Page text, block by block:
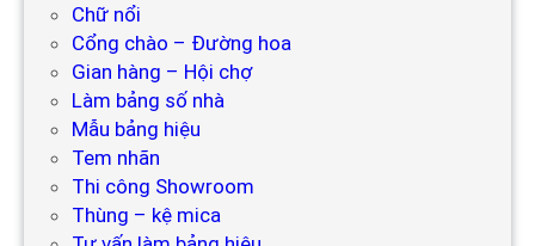
Chữ nổi
Cổng chào – Đường hoa
Gian hàng – Hội chợ
Làm bảng số nhà
Mẫu bảng hiệu
Tem nhãn
Thi công Showroom
Thùng – kệ mica